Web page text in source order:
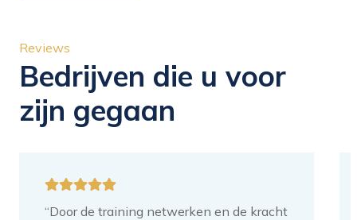
Reviews
Bedrijven die u voor
zijn gegaan
“Door de training netwerken en de kracht